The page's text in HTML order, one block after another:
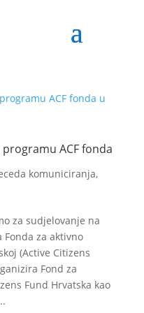
ACF fonda
komuniciranja,
za sudjelovanje na
za aktivno
(Active Citizens
Fond za
Fund Hrvatska kao